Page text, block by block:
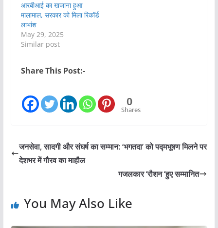
आरबीआई का खजाना हुआ
मालामाल, सरकार को मिला रिकॉर्ड
लाभांश
May 29, 2025
Similar post
Share This Post:-
0
Shares
जनसेवा, सादगी और संघर्ष का सम्मान: ‘भगतदा’ को पद्मभूषण मिलने पर
देशभर में गौरव का माहौल
गजलकार ‘रौशन ‘हुए सम्मानित
You May Also Like